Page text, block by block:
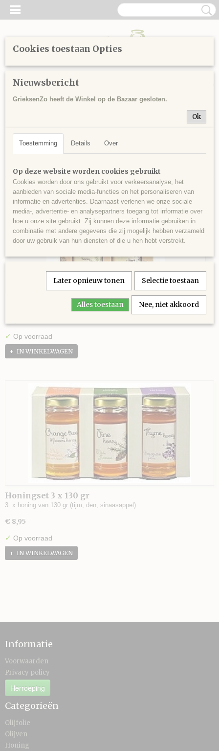
Inloggen
UW WINKELWAGEN
Kadoset honing met dipper
✓ Op voorraad
IN WINKELWAGEN
Honingset 3 x 130 gr
3 x honing van 130 gr (tijm, den, sinaasappel)
€ 8,95
✓ Op voorraad
IN WINKELWAGEN
Informatie
Voorwaarden
Privacy policy
Herroeping
Categorieën
Olijfolie
Olijven
Honing
Cookies toestaan Opties
Nieuwsbericht
GrieksenZo heeft de Winkel op de Bazaar gesloten.
Ok
Toestemming Details Over
Op deze website worden cookies gebruikt
Cookies worden door ons gebruikt voor verkeersanalyse, het
aanbieden van sociale media-functies en het personaliseren van
informatie en advertenties. Daarnaast verlenen we onze sociale
media-, advertentie- en analysepartners toegang tot informatie over
hoe u onze site gebruikt. Zij kunnen deze informatie gebruiken in
combinatie met andere gegevens die zij mogelijk hebben verzameld
door uw gebruik van hun diensten of die u hen hebt verstrekt.
Later opnieuw tonen Selectie toestaan
Alles toestaan Nee, niet akkoord